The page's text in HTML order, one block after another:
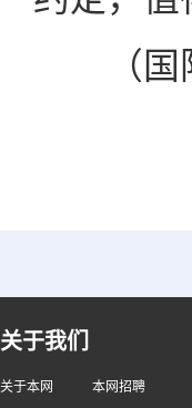
（国际
关于我们
关于本网 本网招聘